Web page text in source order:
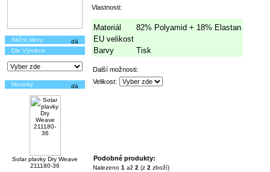
Akční slevy
Dle Výrobce
Novinky
Solar plavky Dry Weave
211180-36
Vlastnosti:
Materiál
82% Polyamid + 18% Elastan
EU velikost
Barvy
Tisk
Další možnosti:
Velikost:
Podobné produkty:
Nalezeno 1 až 2 (z 2 zboží)